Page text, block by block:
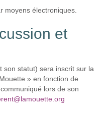
moyens électroniques.
et
son statut) sera inscrit sur la
» en fonction de
lors de son